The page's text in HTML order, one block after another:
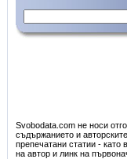
Svobodata.com не носи
съдържанието и
препечатани статии - като
на автор и линк на